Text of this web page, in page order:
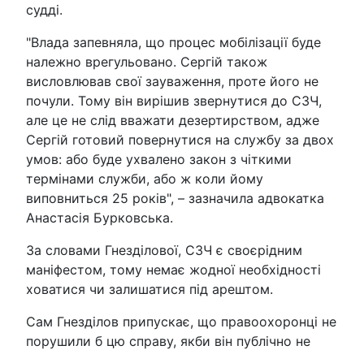
судді.
"Влада запевняла, що процес мобілізації буде
належно врегульовано. Сергій також
висловлював свої зауваження, проте його не
почули. Тому він вирішив звернутися до СЗЧ,
але це не слід вважати дезертирством, адже
Сергій готовий повернутися на службу за двох
умов: або буде ухвалено закон з чіткими
термінами служби, або ж коли йому
виповниться 25 років", – зазначила адвокатка
Анастасія Бурковська.
За словами Гнезділової, СЗЧ є своєрідним
маніфестом, тому немає жодної необхідності
ховатися чи залишатися під арештом.
Сам Гнезділов припускає, що правоохоронці не
порушили б цю справу, якби він публічно не